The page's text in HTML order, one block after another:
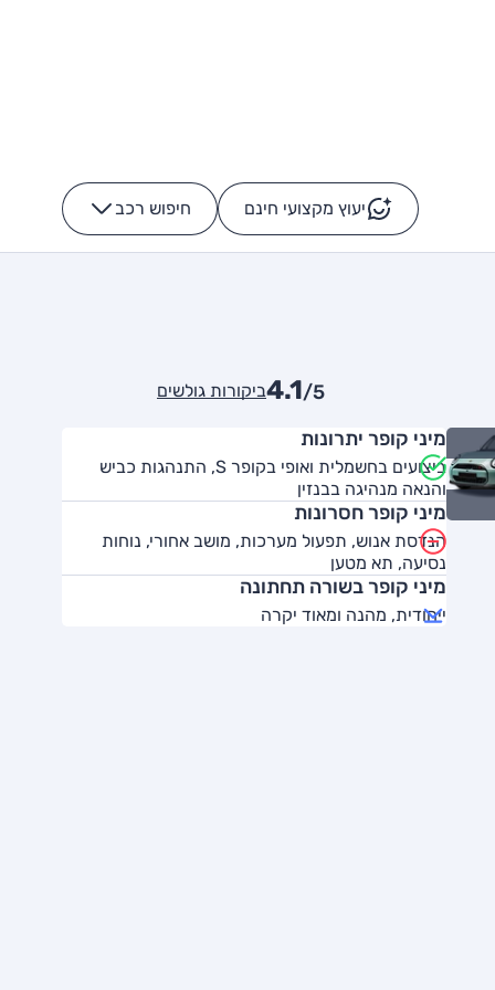
יעוץ מקצועי חינם חיפוש רכב -
4.1/5 ביקורות גולשים
מיני קופר יתרונות
ביצועים בחשמלית ואופי בקופר S, התנהגות כביש
והנאה מנהיגה בבנזין
מיני קופר חסרונות
הנדסת אנוש, תפעול מערכות, מושב אחורי, נוחות
נסיעה, תא מטען
מיני קופר בשורה תחתונה
ייחודית, מהנה ומאוד יקרה